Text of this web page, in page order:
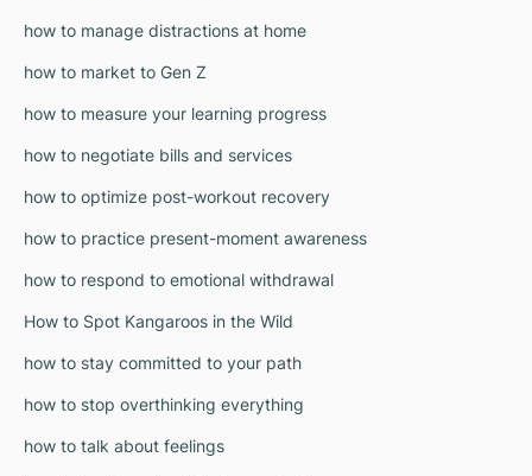
how to manage distractions at home
how to market to Gen Z
how to measure your learning progress
how to negotiate bills and services
how to optimize post-workout recovery
how to practice present-moment awareness
how to respond to emotional withdrawal
How to Spot Kangaroos in the Wild
how to stay committed to your path
how to stop overthinking everything
how to talk about feelings